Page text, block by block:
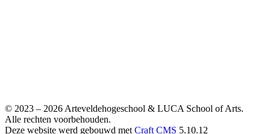
© 2023 – 2026 Arteveldehogeschool & LUCA School of Arts.
Alle rechten voorbehouden.
Deze website werd gebouwd metCraft CMS 5.10.12